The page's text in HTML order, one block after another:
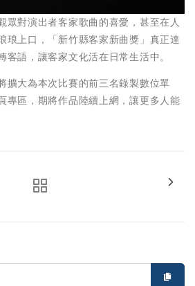
眾對演出者客家歌曲的喜愛，甚至在人
琅上口，「新竹縣客家新曲獎」真正達
語，讓客家文化活在日常生活中。
擴大為本次比賽的前三名錄製數位單
專區，期將作品陸續上網，讓更多人能